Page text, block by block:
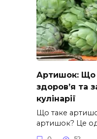
Артишок: Що
здоров’я та
кулінарії
Що таке
артишок? Це